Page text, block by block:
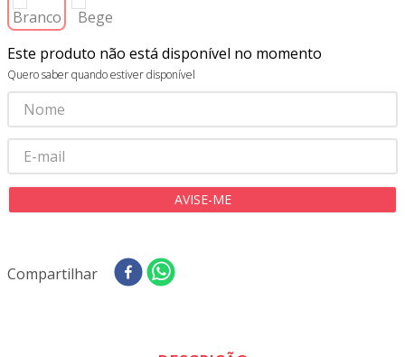
Este produto não está disponível no momento
Quero saber quando estiver disponível
Compartilhar
6º
percal
7º
tecido tricoline
tricoline digital
9º
tecido oxford
10
tapete sisal